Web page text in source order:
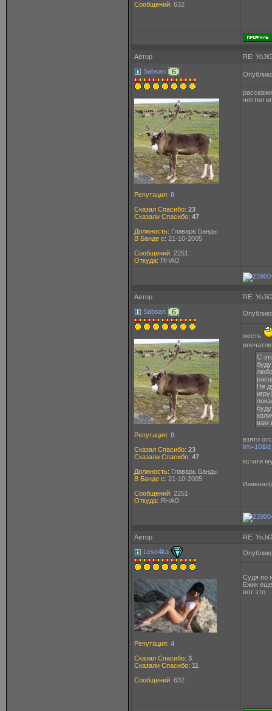
Сообщений: 632
Автор
RE:
Sabsan
Репутация: 0
Сказал Спасибо: 23
Сказали Спасибо: 47
Должность: Главарь Банды
В Банде с: 21-10-2005
Сообщений: 2251
Откуда: ЯНАО
честно
Автор
RE:
Sabsan
Репутация: 0
Сказал Спасибо: 23
Сказали Спасибо: 47
Должность: Главарь Банды
В Банде с: 21-10-2005
Сообщений: 2251
Откуда: ЯНАО
жесть
С
Не
вам
взято
кстати
Автор
RE:
Lese4ka
Репутация: 4
Сказал Спасибо: 3
Сказали Спасибо: 11
Сообщений: 632
Судя по
Ежик
вот это.